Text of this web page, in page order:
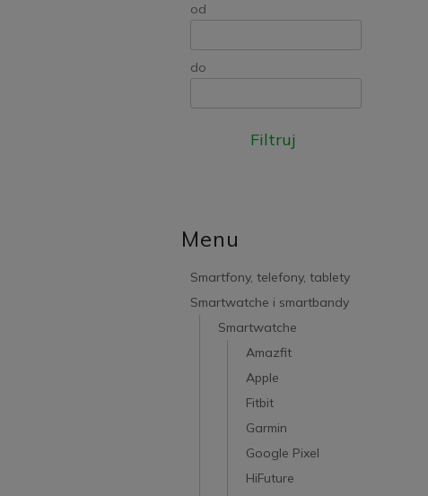
od
do
Filtruj
Menu
Smartfony, telefony, tablety
Smartwatche i smartbandy
Smartwatche
Amazfit
Apple
Fitbit
Garmin
Google Pixel
HiFuture